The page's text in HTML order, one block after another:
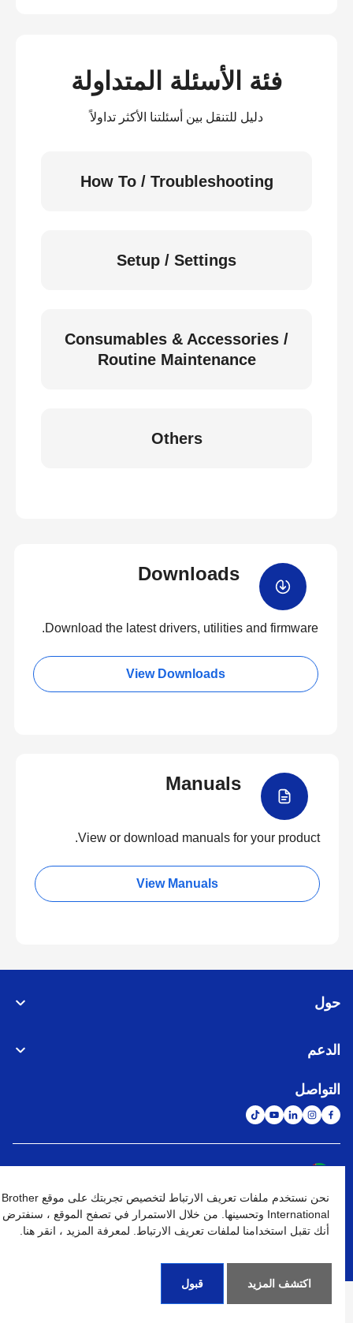
فئة الأسئلة المتداولة
دليل للتنقل بين أسئلتنا الأكثر تداولاً
How To / Troubleshooting
Setup / Settings
Consumables & Accessories /
Routine Maintenance
Others
Downloads
Download the latest drivers, utilities and firmware.
View Downloads
Manuals
View or download manuals for your product.
View Manuals
حول
الدعم
التواصل
نهج الخصوصية شروط الإستخدام خريطة الموقع الإنتقال إلى الموقع العالمي
نحن نستخدم ملفات تعريف الارتباط لتخصيص تجربتك على موقع Brother
International وتحسينها. من خلال الاستمرار في تصفح الموقع ، سنفترض
أنك تقبل استخدامنا لملفات تعريف الارتباط. لمعرفة المزيد ، انقر هنا.
اكتشف المزيد قبول